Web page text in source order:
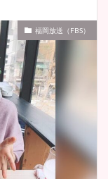
福岡放送（FBS）